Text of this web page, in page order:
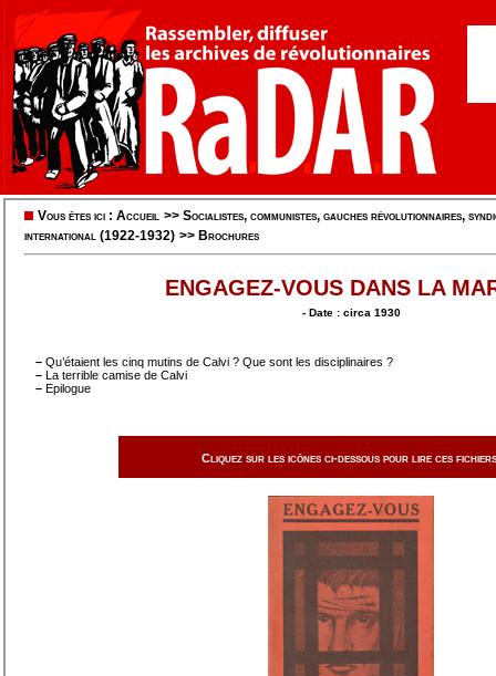
Vous êtes ici : Accueil >> Socialistes, communistes, gauches révolutionnaires,
international (1922-1932) >> Brochures
ENGAGEZ-VOUS DANS LA
- Date : circa 1930
– Qu’étaient les cinq mutins de Calvi ? Que sont les disciplinaires ?
– La terrible camise de Calvi
– Epilogue
Cliquez sur les icônes ci-dessous pour lire ces